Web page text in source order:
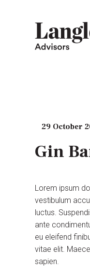
29 October
Gin
Lorem ipsum
vestibulum
luctus.
ante
eu eleifend
vitae elit.
sapien.